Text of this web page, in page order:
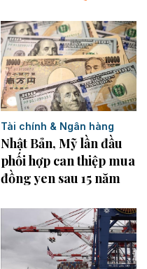
Tài chính & Ngân hàng
Nhật Bản, Mỹ lần đầu
phối hợp can thiệp mua
đồng yen sau 15 năm